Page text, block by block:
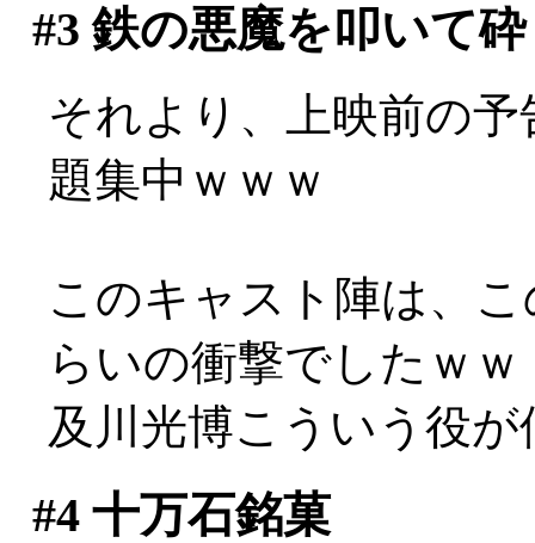
#3 鉄の悪魔を叩いて
それより、上映前の
題集中ｗｗｗ
このキャスト陣は、
らいの衝撃でしたｗｗ
及川光博こういう役
#4十万石銘菓